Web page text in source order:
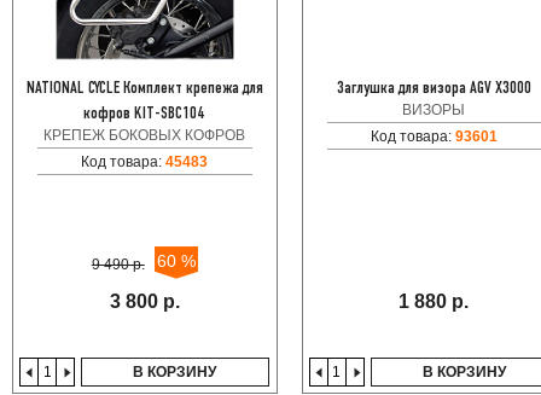
NATIONAL CYCLE Комплект крепежа для
кофров KIT-SBC104
КРЕПЕЖ БОКОВЫХ КОФРОВ
Код товара:45483
9 490 р. 60 %
3 800 р.
В КОРЗИНУ
Заглушка для визора AGV X3000
ВИЗОРЫ
Код товара: 93601
1 880 р.
В КОРЗИНУ